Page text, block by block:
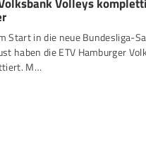
Start in die neue Bundesliga-
haben die ETV Hamburger
M…